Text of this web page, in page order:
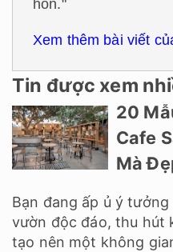
hồn."
Xem thêm bài viết
Tin được xem
20
Cafe
Mà
Bạn đang ấp ủ ý
vườn độc đáo, thu hút
tạo nên một không